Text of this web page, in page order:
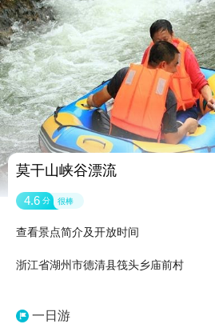
莫干山峡谷漂流
4.6 分 很棒
查看景点简介及开放时间
浙江省湖州市德清县筏头乡庙前村
一日游
